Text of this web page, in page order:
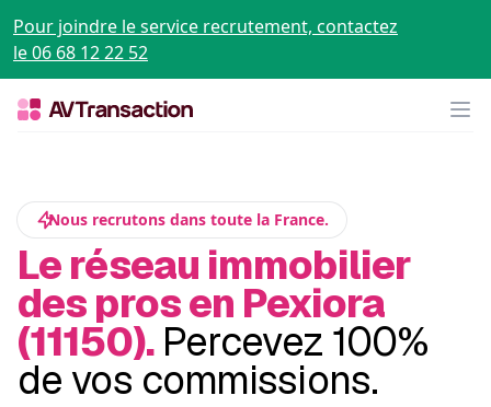
Pour joindre le service recrutement, contactez
le 06 68 12 22 52
Nous recrutons dans toute la France.
Le réseau immobilier
des pros en Pexiora
(11150). Percevez 100%
de vos commissions.